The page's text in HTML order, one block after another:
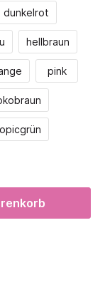
dunkelrot
hellbraun
pink